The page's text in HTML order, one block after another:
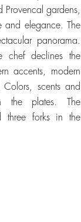
gardens,
and elegance. The
panorama.
chef declines the
accents, modern
scents and
the plates. The
three forks in the